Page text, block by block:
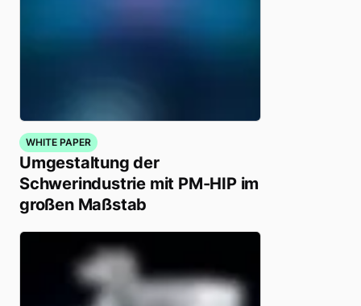
WHITE PAPER
Umgestaltung der
Schwerindustrie mit PM-HIP im
großen Maßstab